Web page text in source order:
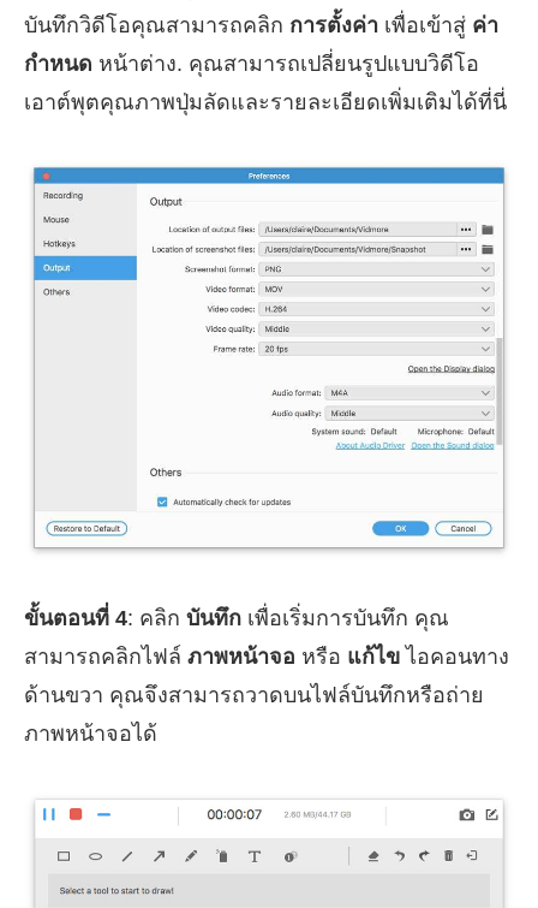
บันทึกวิดีโอคุณสามารถคลิก การตั้งค่า เพื่อเข้าสู่ ค่า
กำหนด หน้าต่าง. คุณสามารถเปลี่ยนรูปแบบวิดีโอ
เอาต์พุตคุณภาพปุ่มลัดและรายละเอียดเพิ่มเติมได้ที่นี่
ขั้นตอนที่ 4: คลิก บันทึก เพื่อเริ่มการบันทึก คุณ
สามารถคลิกไฟล์ ภาพหน้าจอ หรือ แก้ไข ไอคอนทาง
ด้านขวา คุณจึงสามารถวาดบนไฟล์บันทึกหรือถ่าย
ภาพหน้าจอได้